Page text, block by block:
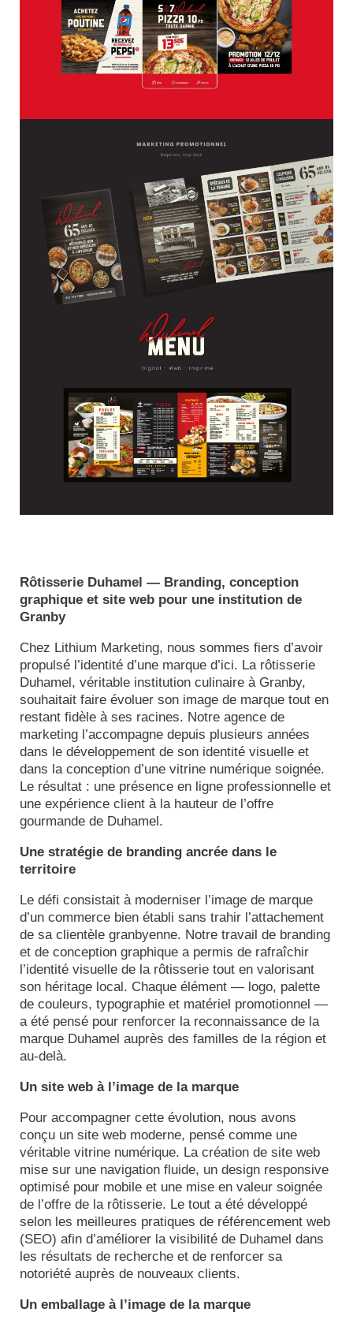
Rôtisserie Duhamel — Branding, conception
graphique et site web pour une institution de
Granby
Chez Lithium Marketing, nous sommes fiers d’avoir
propulsé l’identité d’une marque d’ici. La rôtisserie
Duhamel, véritable institution culinaire à Granby,
souhaitait faire évoluer son image de marque tout en
restant fidèle à ses racines. Notre agence de
marketing l’accompagne depuis plusieurs années
dans le développement de son identité visuelle et
dans la conception d’une vitrine numérique soignée.
Le résultat : une présence en ligne professionnelle et
une expérience client à la hauteur de l’offre
gourmande de Duhamel.
Une stratégie de branding ancrée dans le
territoire
Le défi consistait à moderniser l’image de marque
d’un commerce bien établi sans trahir l’attachement
de sa clientèle granbyenne. Notre travail de branding
et de conception graphique a permis de rafraîchir
l’identité visuelle de la rôtisserie tout en valorisant
son héritage local. Chaque élément — logo, palette
de couleurs, typographie et matériel promotionnel —
a été pensé pour renforcer la reconnaissance de la
marque Duhamel auprès des familles de la région et
au-delà.
Un site web à l’image de la marque
Pour accompagner cette évolution, nous avons
conçu un site web moderne, pensé comme une
véritable vitrine numérique. La création de site web
mise sur une navigation fluide, un design responsive
optimisé pour mobile et une mise en valeur soignée
de l’offre de la rôtisserie. Le tout a été développé
selon les meilleures pratiques de référencement web
(SEO) afin d’améliorer la visibilité de Duhamel dans
les résultats de recherche et de renforcer sa
notoriété auprès de nouveaux clients.
Un emballage à l’image de la marque